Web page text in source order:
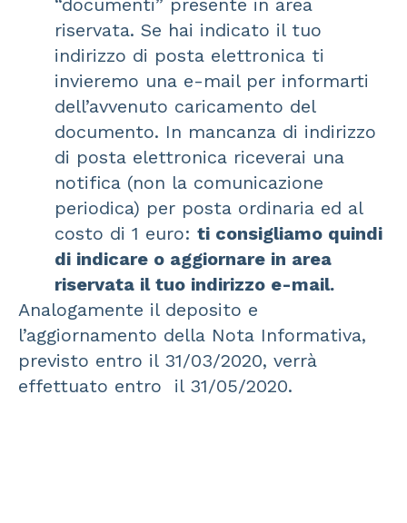
riservata. Se hai indicato il tuo
indirizzo di posta elettronica ti
invieremo una e-mail per informarti
dell’avvenuto caricamento del
documento. In mancanza di indirizzo
di posta elettronica riceverai una
notifica (non la comunicazione
periodica) per posta ordinaria ed al
costo di 1 euro: ti consigliamo quindi
di indicare o aggiornare in area
riservata il tuo indirizzo e-mail.
Analogamente il deposito e
l’aggiornamento della Nota Informativa,
previsto entro il 31/03/2020, verrà
effettuato entro il 31/05/2020.